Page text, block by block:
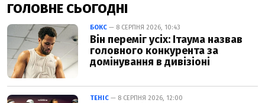
ГОЛОВНЕ СЬОГОДНІ
БОКС — 8 СЕРПНЯ 2026, 10:43
Він переміг усіх: Ітаума назвав
головного конкурента за
домінування в дивізіоні
ТЕНІС — 8 СЕРПНЯ 2026, 12:00